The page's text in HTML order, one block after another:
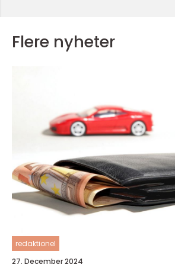
Flere nyheter
redaktionel
27. December 2024